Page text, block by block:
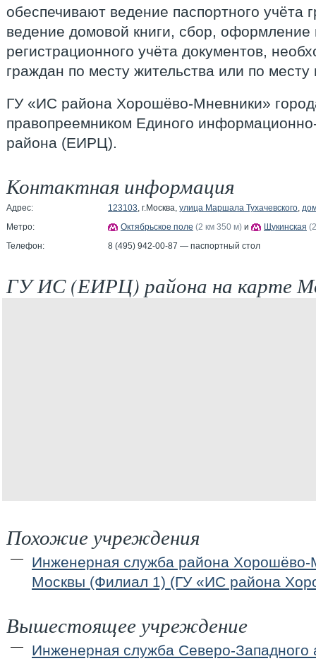
обеспечивают ведение паспортного учёта
ведение домовой книги, сбор, оформление
регистрационного учёта документов,
граждан по месту жительства или по
ГУ «ИС района Хорошёво-Мневники»
правопреемником Единого
района (ЕИРЦ).
Контактная информация
Адрес: 123103, г.Москва, улица Маршала Тухачевского,
Метро:
Октябрьское поле (2 км 350 м) и Щукинская
Телефон:
8 (495) 942-00-87 — паспортный стол
ГУ ИС (ЕИРЦ) района на карте
Похожие учреждения
Инженерная служба района
Москвы (Филиал 1) (ГУ «ИС района
Вышестоящее учреждение
Инженерная служба Северо-Западного